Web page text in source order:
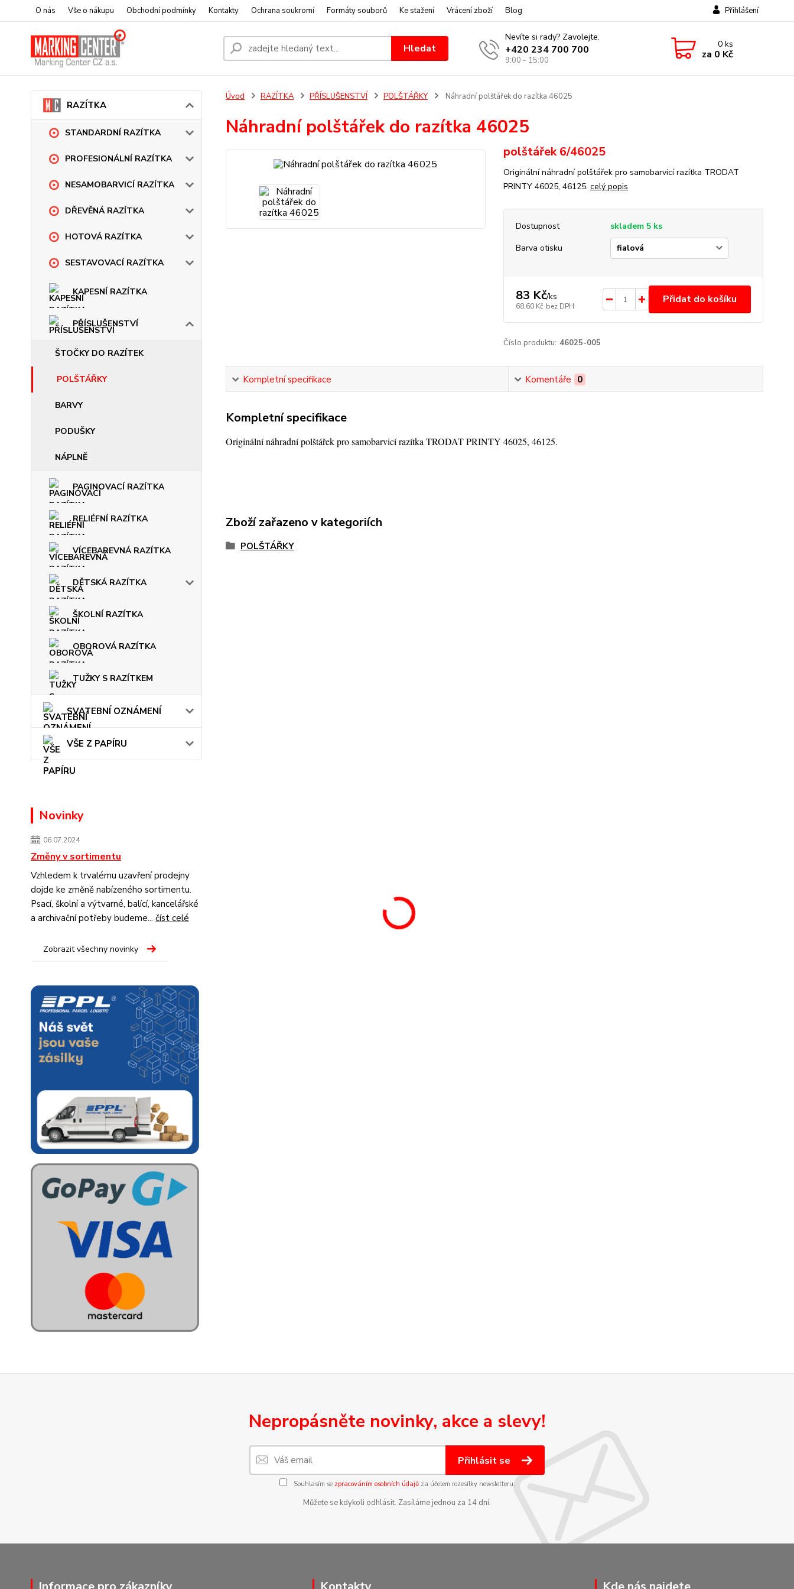
O nás Vše o nákupu Obchodní podmínky Kontakty Ochrana soukromí Formáty souborů Ke stažení Vrácení zboží Blog Přihlášení
Hledat
Nevíte si rady? Zavolejte.
+420 234 700 700
9:00 - 15:00
0ks
za 0 Kč
RAZÍTKA
STANDARDNÍ RAZÍTKA
PROFESIONÁLNÍ RAZÍTKA
NESAMOBARVICÍ RAZÍTKA
DŘEVĚNÁ RAZÍTKA
HOTOVÁ RAZÍTKA
SESTAVOVACÍ RAZÍTKA
KAPESNÍ RAZÍTKA
PŘÍSLUŠENSTVÍ
ŠTOČKY DO RAZÍTEK
POLŠTÁŘKY
BARVY
PODUŠKY
NÁPLNĚ
PAGINOVACÍ RAZÍTKA
RELIÉFNÍ RAZÍTKA
VÍCEBAREVNÁ RAZÍTKA
DĚTSKÁ RAZÍTKA
ŠKOLNÍ RAZÍTKA
OBOROVÁ RAZÍTKA
TUŽKY S RAZÍTKEM
SVATEBNÍ OZNÁMENÍ
VŠE Z PAPÍRU
Novinky
06.07.2024
Změny v sortimentu
Vzhledem k trvalému uzavření prodejny
dojde ke změně nabízeného sortimentu.
Psací, školní a výtvarné, balící, kancelářské
a archivační potřeby budeme... číst celé
Zobrazit všechny novinky
Úvod RAZÍTKA PŘÍSLUŠENSTVÍ POLŠTÁŘKY Náhradní polštářek do razítka 46025
Náhradní polštářek do razítka 46025
polštářek 6/46025
Originální náhradní polštářek pro samobarvicí razítka TRODAT
PRINTY 46025, 46125. celý popis
Dostupnost
skladem 5 ks
Barva otisku
83 Kč/ks
68,60 Kč bez DPH
Přidat do košíku
Číslo produktu: 46025-005
Kompletní specifikace Komentáře 0
Kompletní specifikace
Originální náhradní polštářek pro samobarvicí razítka TRODAT PRINTY 46025, 46125.
Zboží zařazeno v kategoriích
POLŠTÁŘKY
Nepropásněte novinky, akce a slevy!
Přihlásit se
Souhlasím se zpracováním osobních údajůza účelem rozesílky newsletteru.
Můžete se kdykoli odhlásit. Zasíláme jednou za 14 dní.